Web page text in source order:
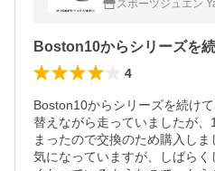
スポーツジュエン
Boston10からシリーズを
4
Boston10からシリーズを続け
替えながら走っていましたが
まったので交換のため購入し
気になっていますが、しばら